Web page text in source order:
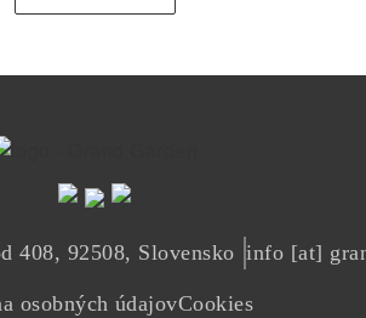
408, 92508, Slovensko info [at]
osobných údajovCookies